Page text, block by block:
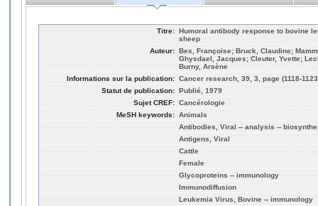
Titre: Humoral antibody response to bovine
sheep
Auteur: Bex, Françoise; Bruck, Claudine;
Ghysdael, Jacques; Cleuter, Yvette;
Burny, Arsène
Informations sur la publication: Cancer research, 39, 3, page (1118-
Statut de publication: Publié, 1979
Sujet CREF: Cancérologie
MeSH keywords: Animals
Antibodies, Viral -- analysis --
Antigens, Viral
Cattle
Female
Glycoproteins -- immunology
Immunodiffusion
Leukemia Virus, Bovine -- immunology